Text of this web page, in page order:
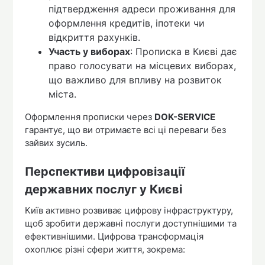
підтвердження адреси проживання для
оформлення кредитів, іпотеки чи
відкриття рахунків.
Участь у виборах: Прописка в Києві дає
право голосувати на місцевих виборах,
що важливо для впливу на розвиток
міста.
Оформлення прописки через DOK-SERVICE
гарантує, що ви отримаєте всі ці переваги без
зайвих зусиль.
Перспективи цифровізації
державних послуг у Києві
Київ активно розвиває цифрову інфраструктуру,
щоб зробити державні послуги доступнішими та
ефективнішими. Цифрова трансформація
охоплює різні сфери життя, зокрема: